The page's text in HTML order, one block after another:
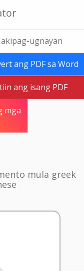
ugnayan
ang PDF sa Word
ang isang PDF
mga
mula greek